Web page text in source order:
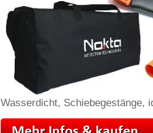
Wasserdicht, Schiebegestänge,